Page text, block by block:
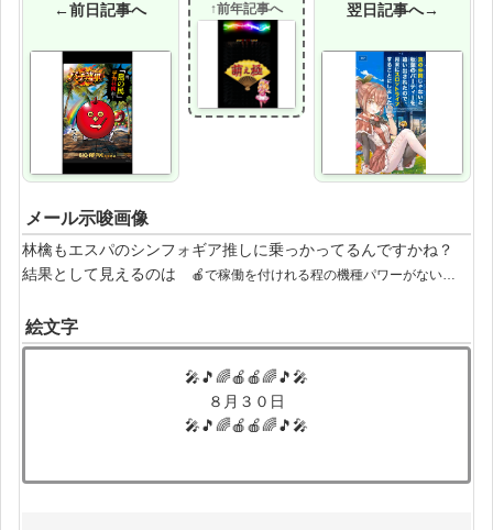
←前日記事へ ↑前年記事へ 翌日記事へ→
メール示唆画像
林檎もエスパのシンフォギア推しに乗っかってるんですかね？
結果として見えるのは
🍎で稼働を付けれる程の機種パワーがない…
絵文字
🎤🎵🌈🍎🍎🌈🎵🎤
８月３０日
🎤🎵🌈🍎🍎🌈🎵🎤